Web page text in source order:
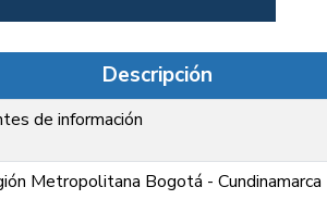
Descripción
de información
Metropolitana Bogotá - Cundinamarca